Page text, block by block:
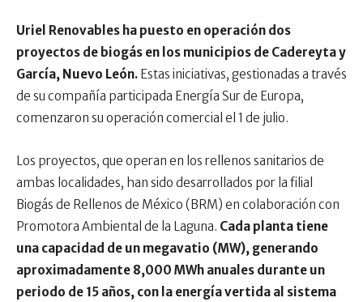
Uriel Renovables ha puesto en operación dos
proyectos de biogás en los municipios de Cadereyta y
García, Nuevo León. Estas iniciativas, gestionadas a través
de su compañía participada Energía Sur de Europa,
comenzaron su operación comercial el 1 de julio.
Los proyectos, que operan en los rellenos sanitarios de
ambas localidades, han sido desarrollados por la filial
Biogás de Rellenos de México (BRM) en colaboración con
Promotora Ambiental de la Laguna. Cada planta tiene
una capacidad de un megavatio (MW), generando
aproximadamente 8,000 MWh anuales durante un
periodo de 15 años, con la energía vertida al sistema